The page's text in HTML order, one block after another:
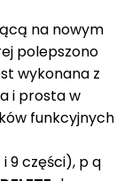
na nowym
polepszono
wykonana z
i prosta w
funkcyjnych
9 części), p q